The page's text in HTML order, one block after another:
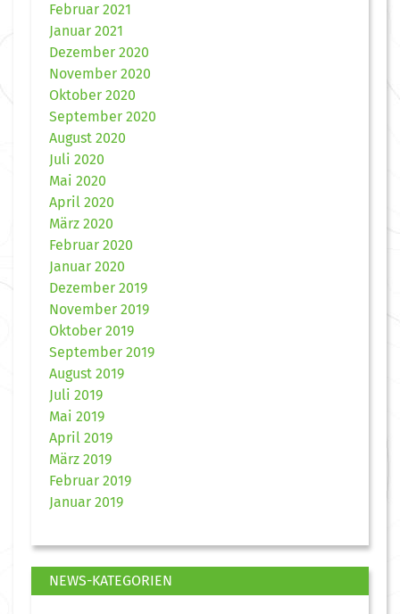
Februar 2021
Januar 2021
Dezember 2020
November 2020
Oktober 2020
September 2020
August 2020
Juli 2020
Mai 2020
April 2020
März 2020
Februar 2020
Januar 2020
Dezember 2019
November 2019
Oktober 2019
September 2019
August 2019
Juli 2019
Mai 2019
April 2019
März 2019
Februar 2019
Januar 2019
NEWS-KATEGORIEN